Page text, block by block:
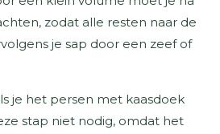
zodat alle resten naar de
je sap door een zeef of
je het persen met kaasdoek
stap niet nodig, omdat het